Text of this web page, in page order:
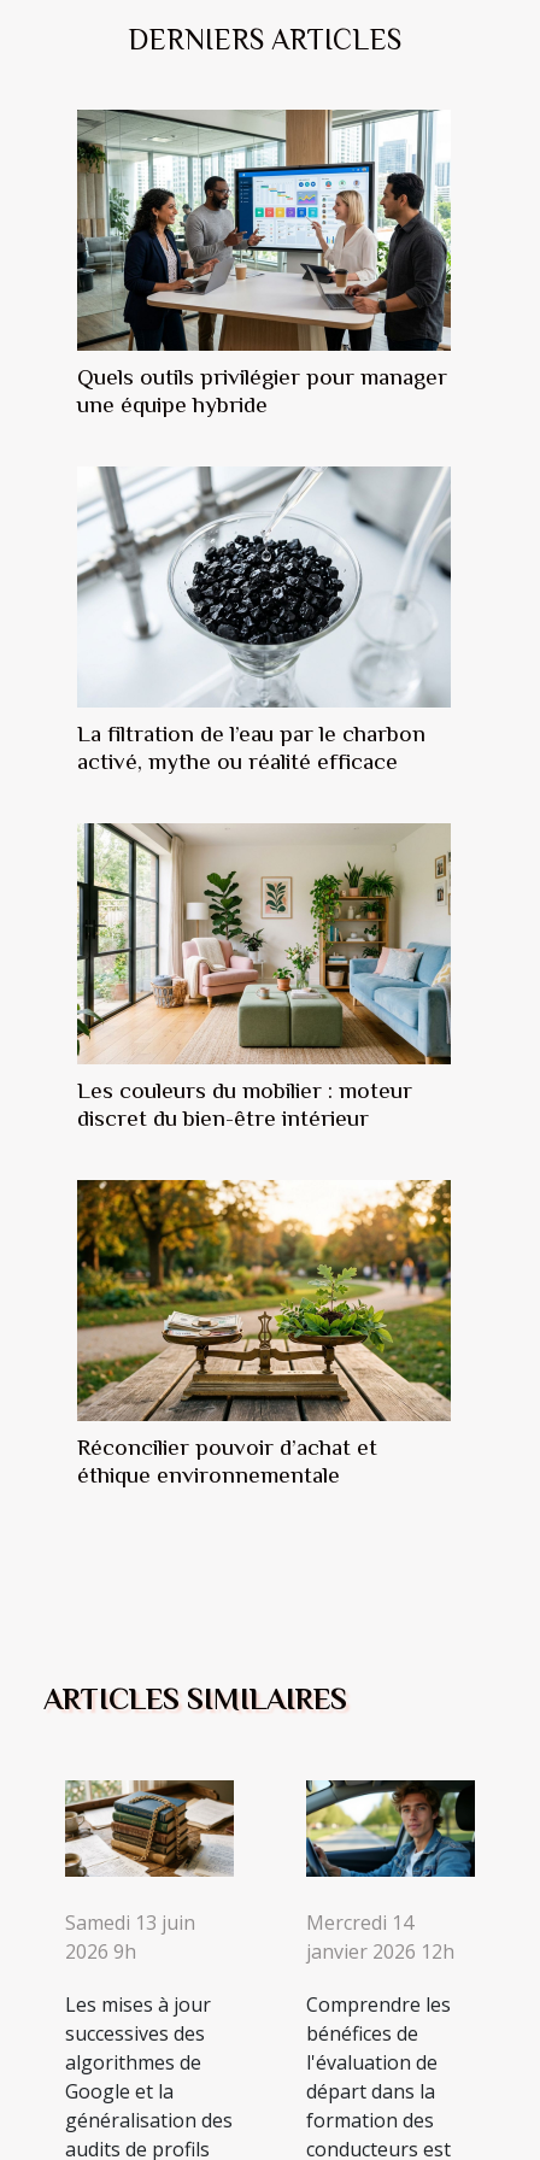
DERNIERS ARTICLES
Quels outils privilégier pour manager
une équipe hybride
La filtration de l’eau par le charbon
activé, mythe ou réalité efficace
Les couleurs du mobilier : moteur
discret du bien-être intérieur
Réconcilier pouvoir d’achat et
éthique environnementale
ARTICLES SIMILAIRES
Samedi 13 juin
2026 9h
Les mises à jour
successives des
algorithmes de
Google et la
généralisation des
audits de profils
Mercredi 14
janvier 2026 12h
Comprendre les
bénéfices de
l'évaluation de
départ dans la
formation des
conducteurs est